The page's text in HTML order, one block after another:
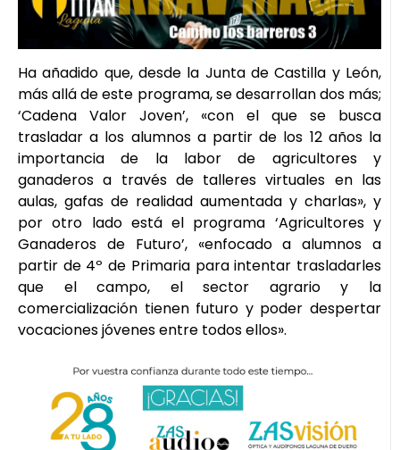
Ha añadido que, desde la Junta de Castilla y León,
más allá de este programa, se desarrollan dos más;
‘Cadena Valor Joven’, «con el que se busca
trasladar a los alumnos a partir de los 12 años la
importancia de la labor de agricultores y
ganaderos a través de talleres virtuales en las
aulas, gafas de realidad aumentada y charlas», y
por otro lado está el programa ‘Agricultores y
Ganaderos de Futuro’, «enfocado a alumnos a
partir de 4º de Primaria para intentar trasladarles
que el campo, el sector agrario y la
comercialización tienen futuro y poder despertar
vocaciones jóvenes entre todos ellos».